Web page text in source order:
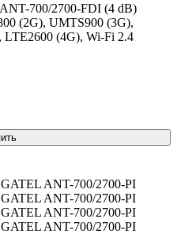
700/2700-FDI (4 dB)
(2G), UMTS900 (3G),
(4G), Wi-Fi 2.4